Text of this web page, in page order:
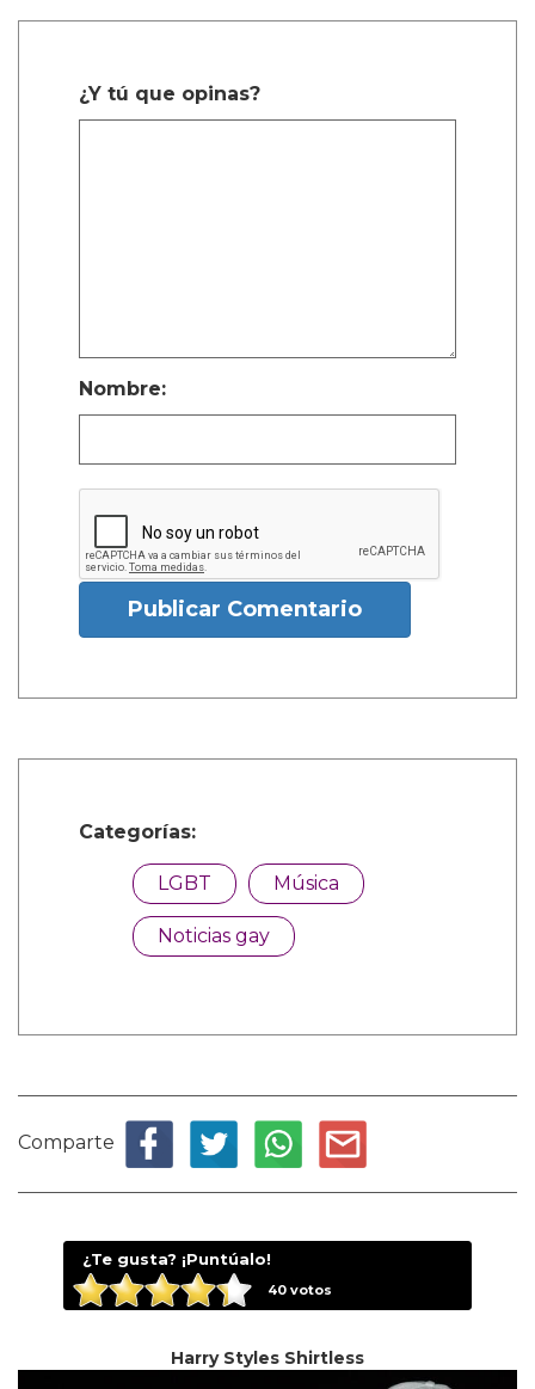
¿Y tú que opinas?
Nombre:
Publicar Comentario
Categorías:
LGBT Música
Noticias gay
Comparte
¿Te gusta? ¡Puntúalo!
40votos
Harry Styles Shirtless